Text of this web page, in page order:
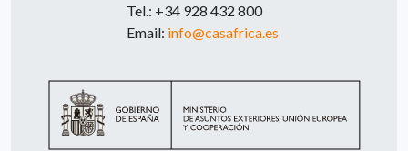
Tel.: +34 928 432 800
Email: info@casafrica.es